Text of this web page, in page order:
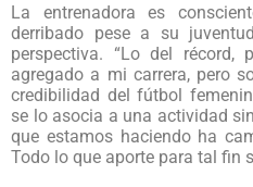
La entrenadora es
derribado pese a su
perspectiva. “Lo del
agregado a mi carrera, pero
credibilidad del fútbol
se lo asocia a una actividad
que estamos haciendo ha
Todo lo que aporte para tal fin